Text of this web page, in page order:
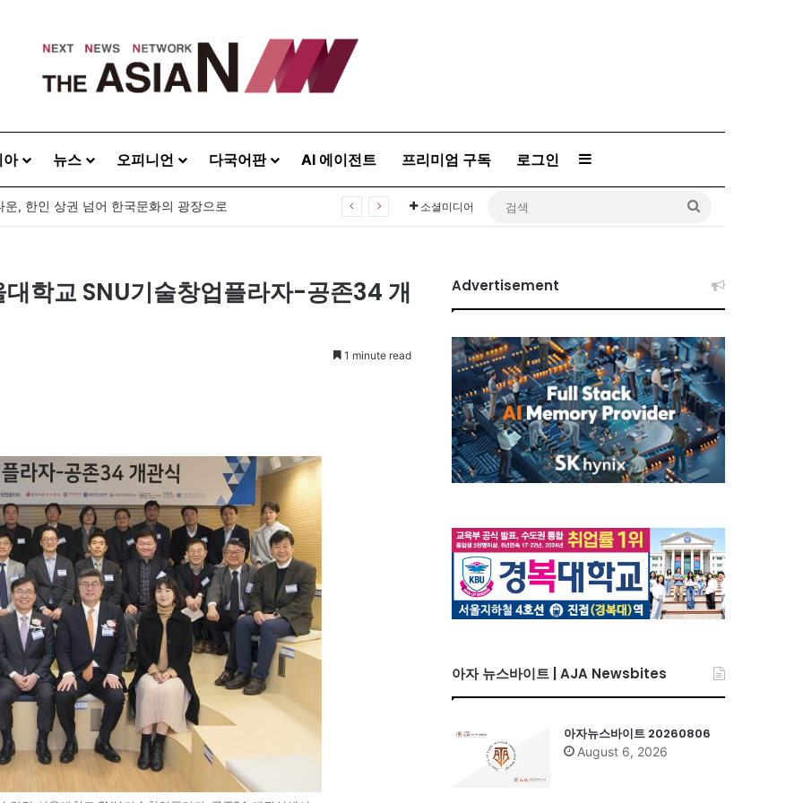
아 뉴스 오피니언 다국어판 AI 에이전트 프리미엄 구독 로그인 Sidebar
운, 한인 상권 넘어 한국문화의 광장으로 소셜미디어
학교 SNU기술창업플라자-공존34 개
1 minute read
Advertisement
아자 뉴스바이트 | AJA Newsbites
아자뉴스바이트 20260806
August 6, 2026